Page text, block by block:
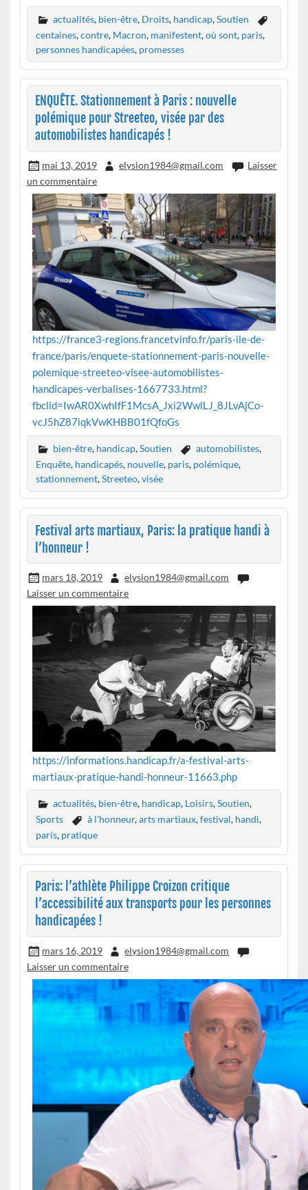
actualités, bien-être, Droits, handicap,Soutien
centaines,contre, Macron, manifestent,où sont, paris,
personnes handicapées, promesses
ENQUÊTE. Stationnement à Paris : nouvelle
polémique pour Streeteo, visée par des
automobilistes handicapés !
mai 13, 2019 elysion1984@gmail.com
Laisser
un commentaire
https://france3-regions.francetvinfo.fr/paris-ile-de-
france/paris/enquete-stationnement-paris-nouvelle-
polemique-streeteo-visee-automobilistes-
handicapes-verbalises-1667733.html?
fbclid=IwAR0XwhIfF1McsA_Jxi2WwlLJ_8JLvAjCo-
vcJ5hZ87iqkVwKHBB01fQfoGs
bien-être, handicap,Soutien automobilistes,
Enquête, handicapés, nouvelle, paris, polémique,
stationnement,Streeteo,visée
Festival arts martiaux, Paris: la pratique handi à
l’honneur !
mars 18, 2019
elysion1984@gmail.com
Laisser un commentaire
https://informations.handicap.fr/a-festival-arts-
martiaux-pratique-handi-honneur-11663.php
actualités, bien-être, handicap, Loisirs,Soutien,
Sports
à l'honneur,arts martiaux,festival, handi,
paris, pratique
Paris: l’athlète Philippe Croizon critique
l’accessibilité aux transports pour les personnes
handicapées !
mars 16, 2019
elysion1984@gmail.com
Laisser un commentaire